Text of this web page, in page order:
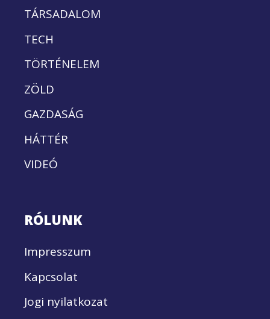
TÁRSADALOM
TECH
TÖRTÉNELEM
ZÖLD
GAZDASÁG
HÁTTÉR
VIDEÓ
RÓLUNK
Impresszum
Kapcsolat
Jogi nyilatkozat